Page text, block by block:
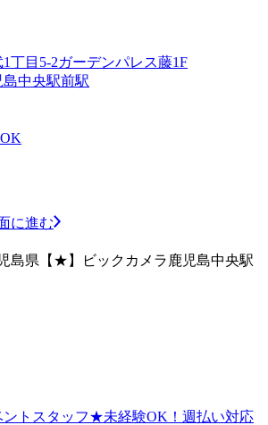
丁目5-2ガーデンパレス藤1F
中央駅前駅
に進む
島県【★】ビックカメラ鹿児島中央駅
ントスタッフ★未経験OK！週払い対応